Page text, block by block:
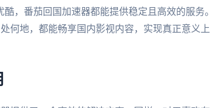
，番茄回国加速器都能提供稳定且高效的服务。
何地，都能畅享国内影视内容，实现真正意义上